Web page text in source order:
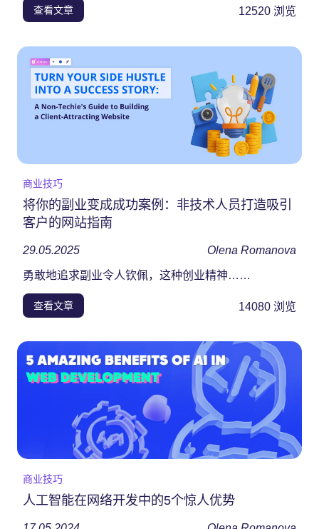
查看文章 12520 浏览
商业技巧
将你的副业变成成功案例：非技术人员打造吸引
客户的网站指南
29.05.2025 Olena Romanova
勇敢地追求副业令人钦佩，这种创业精神……
查看文章 14080 浏览
商业技巧
人工智能在网络开发中的5个惊人优势